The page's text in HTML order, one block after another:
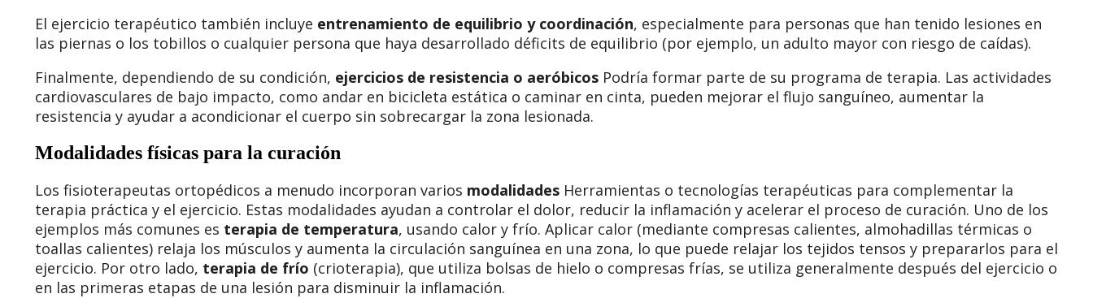
El ejercicio terapéutico también incluye entrenamiento de equilibrio y coordinación, especialmente para personas que han tenido lesiones en
las piernas o los tobillos o cualquier persona que haya desarrollado déficits de equilibrio (por ejemplo, un adulto mayor con riesgo de caídas).
Finalmente, dependiendo de su condición, ejercicios de resistencia o aeróbicos Podría formar parte de su programa de terapia. Las actividades
cardiovasculares de bajo impacto, como andar en bicicleta estática o caminar en cinta, pueden mejorar el flujo sanguíneo, aumentar la
resistencia y ayudar a acondicionar el cuerpo sin sobrecargar la zona lesionada.
Modalidades físicas para la curación
Los fisioterapeutas ortopédicos a menudo incorporan varios modalidades Herramientas o tecnologías terapéuticas para complementar la
terapia práctica y el ejercicio. Estas modalidades ayudan a controlar el dolor, reducir la inflamación y acelerar el proceso de curación. Uno de los
ejemplos más comunes es terapia de temperatura, usando calor y frío. Aplicar calor (mediante compresas calientes, almohadillas térmicas o
toallas calientes) relaja los músculos y aumenta la circulación sanguínea en una zona, lo que puede relajar los tejidos tensos y prepararlos para el
ejercicio. Por otro lado, terapia de frío (crioterapia), que utiliza bolsas de hielo o compresas frías, se utiliza generalmente después del ejercicio o
en las primeras etapas de una lesión para disminuir la inflamación.